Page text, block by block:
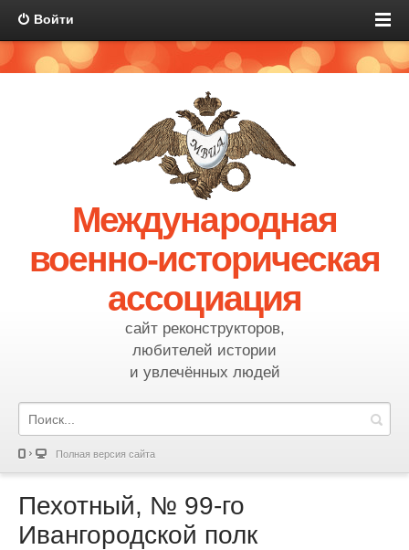
Войти
Международная
военно-историческая
ассоциация
сайт реконструкторов,
любителей истории
и увлечённых людей
Полная версия сайта
Пехотный, № 99-го
Ивангородской полк